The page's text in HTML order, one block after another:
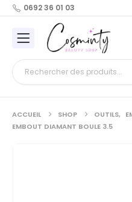
0692 36 01 03
ACCUEIL SHOP OUTILS,
EMBOUT DIAMANT BOULE 3.5